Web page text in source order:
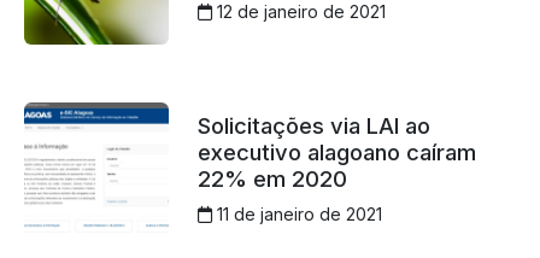
12 de janeiro de 2021
Solicitações via LAI ao
executivo alagoano caíram
22% em 2020
11 de janeiro de 2021